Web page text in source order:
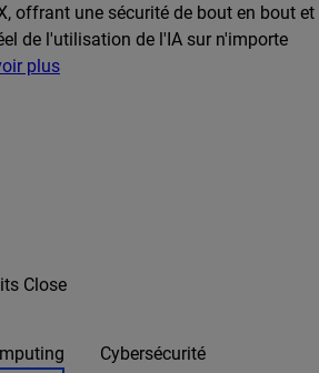
offrant une sécurité de bout en bout et
de l'utilisation de l'IA sur n'importe
plus
Close
Cybersécurité